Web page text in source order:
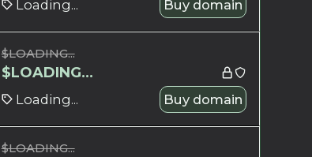
Loading... Buy domain
$LOADING...
$LOADING...
Loading... Buy domain
$LOADING...